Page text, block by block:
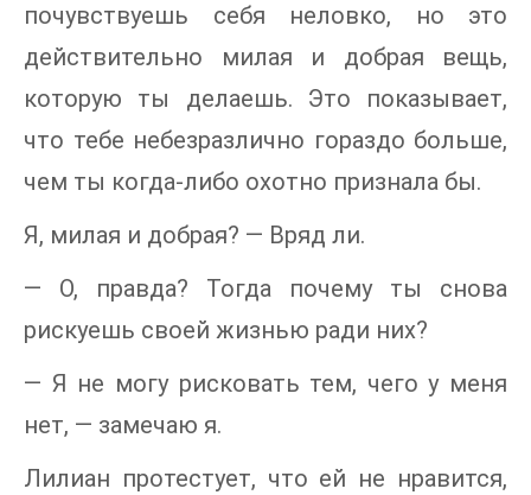
почувствуешь себя неловко, но это
действительно милая и добрая вещь,
которую ты делаешь. Это показывает,
что тебе небезразлично гораздо больше,
чем ты когда-либо охотно признала бы.
Я, милая и добрая? — Вряд ли.
— О, правда? Тогда почему ты снова
рискуешь своей жизнью ради них?
— Я не могу рисковать тем, чего у меня
нет, — замечаю я.
Лилиан протестует, что ей не нравится,